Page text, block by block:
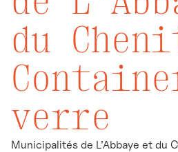
du
verre
Municipalités de L’Abbaye et du